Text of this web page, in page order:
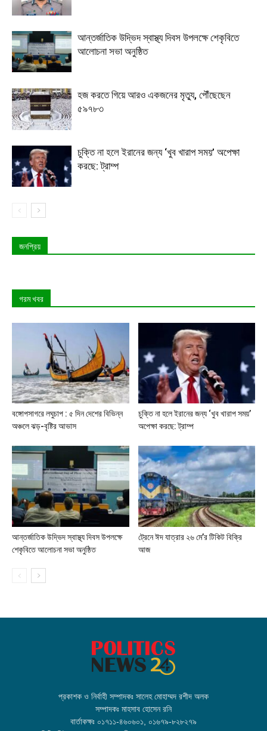
আন্তর্জাতিক উদ্ভিদ স্বাস্থ্য দিবস উপলক্ষে শেকৃবিতে
আলোচনা সভা অনুষ্ঠিত
হজ করতে গিয়ে আরও একজনের মৃত্যু, পৌঁছেছেন
৫৯৭৮৩
চুক্তি না হলে ইরানের জন্য ‘খুব খারাপ সময়’ অপেক্ষা
করছে: ট্রাম্প
জনপ্রিয়
গরম খবর
বঙ্গোপসাগরে লঘুচাপ : ৫ দিন দেশের বিভিন্ন
অঞ্চলে ঝড়-বৃষ্টির আভাস
চুক্তি না হলে ইরানের জন্য ‘খুব খারাপ সময়’
অপেক্ষা করছে: ট্রাম্প
আন্তর্জাতিক উদ্ভিদ স্বাস্থ্য দিবস উপলক্ষে
শেকৃবিতে আলোচনা সভা অনুষ্ঠিত
ট্রেনে ঈদ যাত্রার ২৬ মে’র টিকিট বিক্রি
আজ
প্রকাশক ও নির্বাহী সম্পাদকঃ সালেহ মোহাম্মদ রশীদ অলক
সম্পাদকঃ মাহসাব হোসেন রনি
বার্তাকক্ষঃ ০১৭১১-৪৬০৬০১, ০১৬৭৯-৮২৮২৭৯